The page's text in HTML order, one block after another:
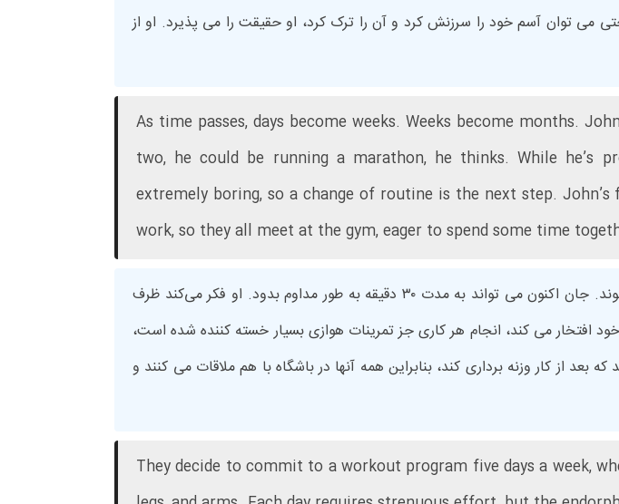
می توان آسم خود را سرزنش کرد و آن را ترک کرد، او حقیقت را می پذیرد. او از
As time passes, days become weeks. Weeks become months.
two, he could be running a marathon, he thinks. While he’s
extremely boring, so a change of routine is the next step.
work, so they all meet at the gym, eager to spend some time
با گذشت زمان، روزها به هفته ها تبدیل می شوند. هفته ها تبدیل به ماه می شوند. جان اکنون می تواند به مدت ۳۰ دقیقه به طور مداوم بدود. او فکر می‌کند ظرف
افتخار می کند، انجام هر کاری جز تمرینات هوازی بسیار خسته کننده شده است،
از کار وزنه برداری کند، بنابراین همه آنها در باشگاه با هم ملاقات می کنند و
They decide to commit to a workout program five days a week,